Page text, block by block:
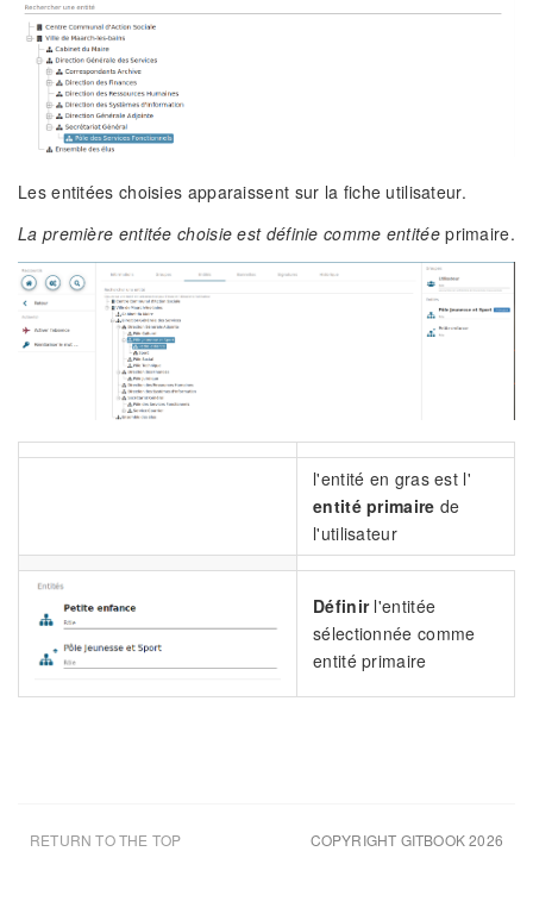
Les entitées choisies apparaissent sur la fiche utilisateur.
La première entitée choisie est définie comme entitéeprimaire.
l'entité en gras est l'
entité primaire de
l'utilisateur
Définirl'entitée
sélectionnée comme
entité primaire
COPYRIGHT GITBOOK 2026
RETURN TO THE TOP